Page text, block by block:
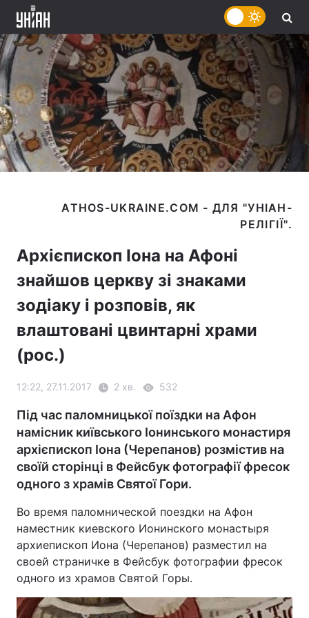
ATHOS-UKRAINE.COM - ДЛЯ "УНІАН-
Архієпископ Іона на Афоні
знайшов церкву зі знаками
зодіаку і розповів, як
влаштовані цвинтарні храми
(рос.)
12:22, 27.11.2017 2 хв. 532
Під час паломницької поїздки на Афон
намісник київського Іонинського монастиря
архієпископ Іона (Черепанов) розмістив на
своїй сторінці в Фейсбук фотографії фресок
одного з храмів Святої Гори.
Во время паломнической поездки на Афон
наместник киевского Ионинского монастыря
архиепископ Иона (Черепанов) разместил на
своей страничке в Фейсбук фотографии фресок
одного из храмов Святой Горы.